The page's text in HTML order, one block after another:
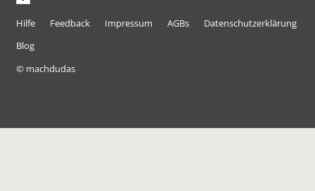
Hilfe Feedback Impressum AGBs
Datenschutzerklärung
Blog
© machdudas